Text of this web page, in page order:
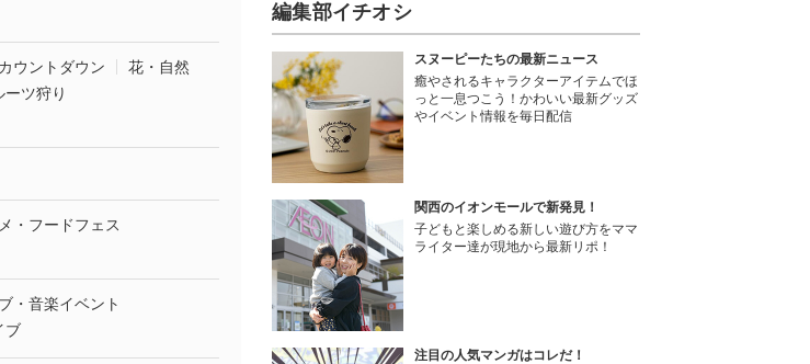
カウントダウン
花・自然
ツ狩り
・フードフェス
・音楽イベント
ブ
編集部イチオシ
スヌーピーたちの最新ニュース
癒やされるキャラクターアイテムでほ
っと一息つこう！かわいい最新グッズ
やイベント情報を毎日配信
関西のイオンモールで新発見！
子どもと楽しめる新しい遊び方をママ
ライター達が現地から最新リポ！
注目の人気マンガはコレだ！